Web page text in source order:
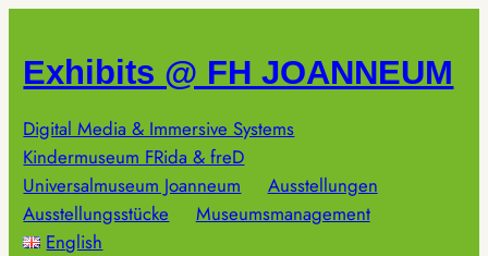
springen
Exhibits @ FH JOANNEUM
Digital Media & Immersive Systems
Kindermuseum FRida & freD
Universalmuseum Joanneum
Ausstellungen
Ausstellungsstücke
Museumsmanagement
English